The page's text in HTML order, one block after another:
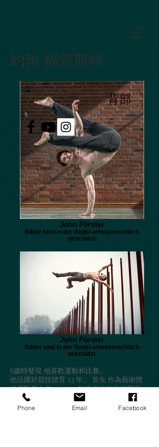
約翰·福雷斯特
John Förster
Bilder sind in der Regel urheberrechtlich
geschützt.
John Förster
Bilder sind in der Regel urheberrechtlich
geschützt.
背部
6歲時發現 他喜歡運動和比賽。
他活躍於競技體育 13 年。 首先 作為藝術體
操運動員七年，2000 年獲得柏林錦標賽冠
軍，然後轉行 他參加體育雜技比賽，並且 在
德國國家隊效力四年。
Phone Email Facebook